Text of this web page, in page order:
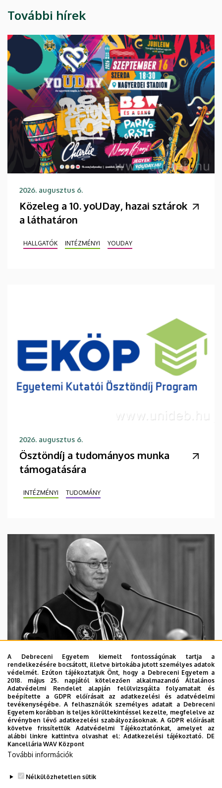
További hírek
2026. augusztus 6.
Közeleg a 10. yoUDay, hazai sztárok
a láthatáron
HALLGATÓK INTÉZMÉNYI YOUDAY
2026. augusztus 6.
Ösztöndíj a tudományos munka
támogatására
INTÉZMÉNYI TUDOMÁNY
2026. augusztus 5.
Díszdoktorát gyászolja a Debreceni
Egyetem
INTÉZMÉNYI TTK TUDOMÁNY
A Debreceni Egyetem kiemelt fontosságúnak tartja a
rendelkezésére bocsátott, illetve birtokába jutott személyes adatok
védelmét. Ezúton tájékoztatjuk Önt, hogy a Debreceni Egyetem a
2018. május 25. napjától kötelezően alkalmazandó Általános
Adatvédelmi Rendelet alapján felülvizsgálta folyamatait és
beépítette a GDPR előírásait az adatkezelési és adatvédelmi
tevékenységébe. A felhasználók személyes adatait a Debreceni
Egyetem korábban is teljes körültekintéssel kezelte, megfelelve az
érvényben lévő adatkezelési szabályozásoknak. A GDPR előírásait
követve frissítettük Adatvédelmi Tájékoztatónkat, amelyet az
alábbi linkre kattintva olvashat el:Adatkezelési tájékoztató. DE
Kancellária WAV Központ
További információk
Nélkülözhetetlen sütik